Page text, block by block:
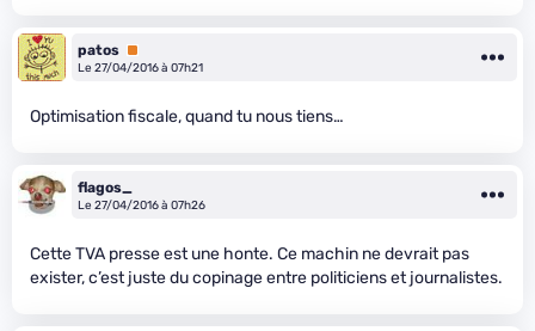
patos Premium
Le 27/04/2016 à 07h21
Optimisation fiscale, quand tu nous tiens…
flagos_
Le 27/04/2016 à 07h26
Cette TVA presse est une honte. Ce machin ne devrait pas
exister, c’est juste du copinage entre politiciens et journalistes.